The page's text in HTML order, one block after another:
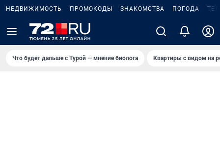
НЕДВИЖИМОСТЬ ПРОМОКОДЫ ЗНАКОМСТВА ПОГОДА
Что будет дальше с Турой — мнение биолога Квартиры с видом на